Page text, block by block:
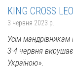
KING CROSS
3 червня 2023 р.
Усім
3-4 червня
Україною».